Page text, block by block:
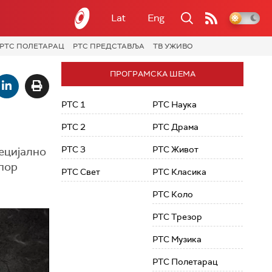
Lat Eng
РТС ПОЛЕТАРАЦ РТС ПРЕДСТАВЉА ТВ УЖИВО
ПРОГРАМСКА ШЕМА
РТС 1
РТС 2
РТС 3
РТС Свет
РТС Наука
РТС Драма
РТС Живот
РТС Класика
РТС Коло
РТС Трезор
РТС Музика
РТС Полетарац